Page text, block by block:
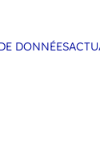
DONNÉES